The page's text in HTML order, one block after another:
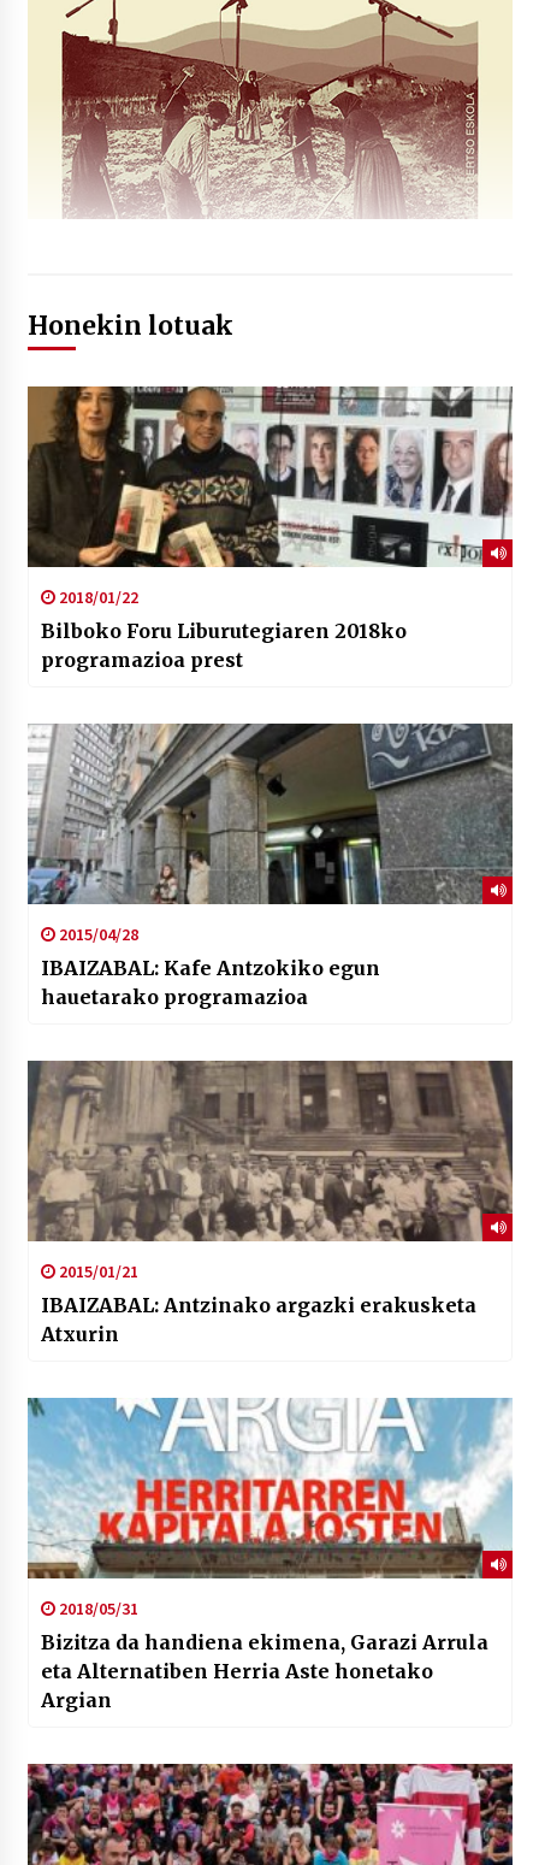
Honekin lotuak
2018/01/22
Bilboko Foru Liburutegiaren 2018ko
programazioa prest
2015/04/28
IBAIZABAL: Kafe Antzokiko egun
hauetarako programazioa
2015/01/21
IBAIZABAL: Antzinako argazki erakusketa
Atxurin
2018/05/31
Bizitza da handiena ekimena, Garazi Arrula
eta Alternatiben Herria Aste honetako
Argian